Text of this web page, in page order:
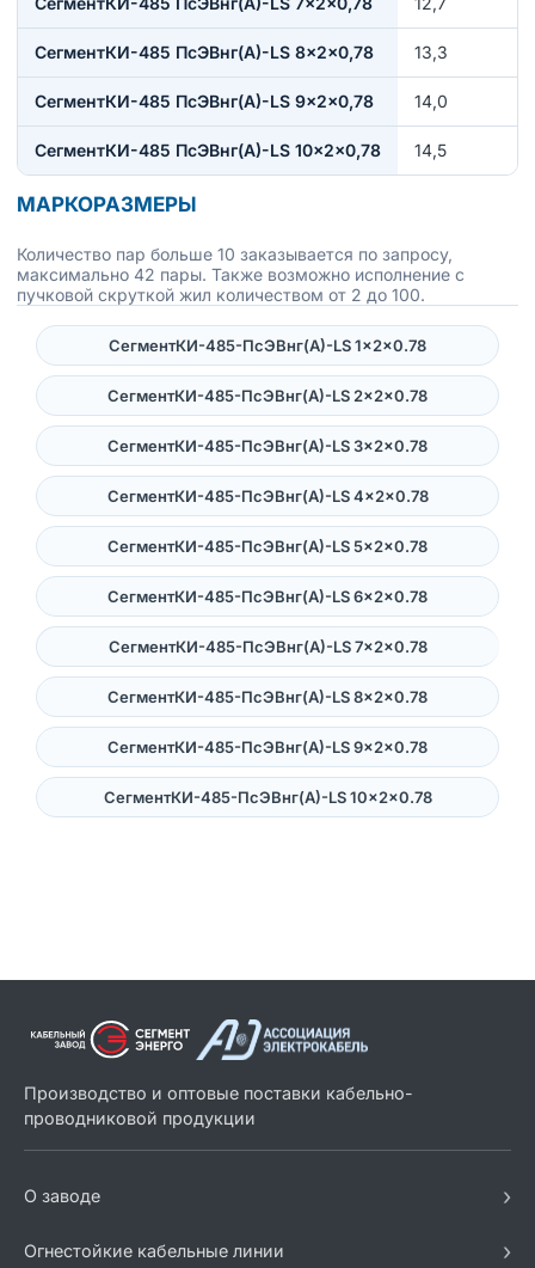
СегментКИ-485 ПсЭВнг(А)-LS 8×2×0,78 13,3
СегментКИ-485 ПсЭВнг(А)-LS 9×2×0,78 14,0
СегментКИ-485 ПсЭВнг(А)-LS 10×2×0,78 14,5
МАРКОРАЗМЕРЫ
Количество пар больше 10 заказывается по запросу,
максимально 42 пары. Также возможно исполнение с
пучковой скруткой жил количеством от 2 до 100.
СегментКИ-485-ПсЭВнг(А)-LS 1×2×0.78
СегментКИ-485-ПсЭВнг(А)-LS 2×2×0.78
СегментКИ-485-ПсЭВнг(А)-LS 3×2×0.78
СегментКИ-485-ПсЭВнг(А)-LS 4×2×0.78
СегментКИ-485-ПсЭВнг(А)-LS 5×2×0.78
СегментКИ-485-ПсЭВнг(А)-LS 6×2×0.78
СегментКИ-485-ПсЭВнг(А)-LS 7×2×0.78
СегментКИ-485-ПсЭВнг(А)-LS 8×2×0.78
СегментКИ-485-ПсЭВнг(А)-LS 9×2×0.78
СегментКИ-485-ПсЭВнг(А)-LS 10×2×0.78
Производство и оптовые поставки кабельно-
проводниковой продукции
О заводе ›
Огнестойкие кабельные линии ›